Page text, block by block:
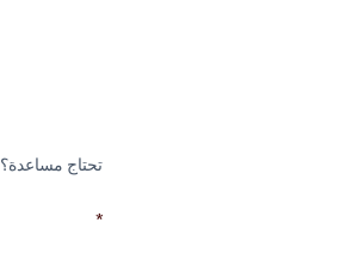
تحتاج مساعدة؟